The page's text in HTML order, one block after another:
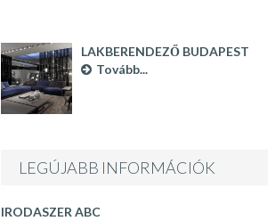
LAKBERENDEZŐ BUDAPEST
Tovább...
LEGÚJABB INFORMÁCIÓK
IRODASZER ABC